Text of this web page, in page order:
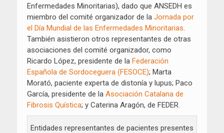
Enfermedades Minoritarias), dado que ANSEDH es
miembro del comité organizador de la Jornada por
el Día Mundial de las Enfermedades Minoritarias.
También asistieron otros representantes de otras
asociaciones del comité organizador, como
Ricardo López, presidente de la Federación
Española de Sordoceguera (FESOCE); Marta
Morató, paciente experta de distonía y lupus; Paco
García, presidente de la Asociación Catalana de
Fibrosis Quística; y Caterina Aragón, de FEDER.
Entidades representantes de pacientes presentes